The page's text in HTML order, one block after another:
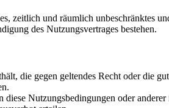
zeitlich und räumlich unbeschränktes
des Nutzungsvertrages bestehen.
die gegen geltendes Recht oder die
diese Nutzungsbedingungen oder